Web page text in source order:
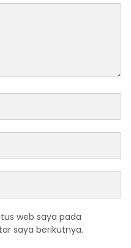
web saya pada
saya berikutnya.